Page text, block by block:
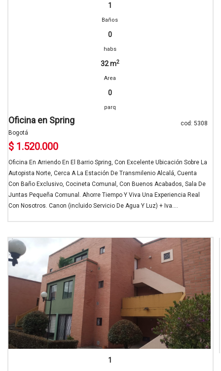
1
Baños
0
habs
32 m2
Area
0
parq
cod: 5308
Oficina en Spring
Bogotá
$ 1.520.000
Oficina En Arriendo En El Barrio Spring, Con Excelente Ubicación Sobre La
Autopista Norte, Cerca A La Estación De Transmilenio Alcalá, Cuenta
Con Baño Exclusivo, Cocineta Comunal, Con Buenos Acabados, Sala De
Juntas Pequeña Comunal. Ahorre Tiempo Y Viva Una Experiencia Real
Con Nosotros. Canon (incluido Servicio De Agua Y Luz) + Iva....
1